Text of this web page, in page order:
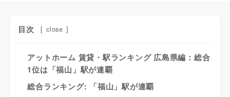
目次 [ close ]
アットホーム 賃貸・駅ランキング 広島県編：総合
1位は「福山」駅が連覇
総合ランキング: 「福山」駅が連覇